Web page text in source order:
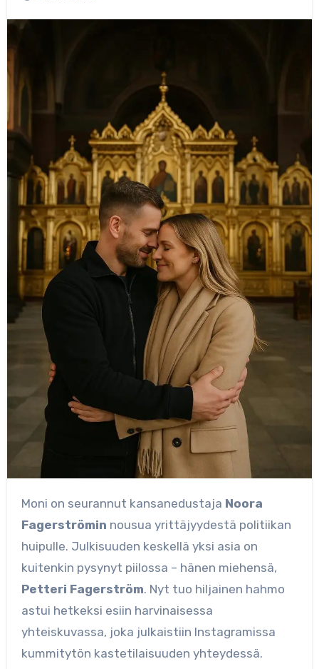
Moni on seurannut kansanedustaja Noora
Fagerströmin nousua yrittäjyydestä politiikan
huipulle. Julkisuuden keskellä yksi asia on
kuitenkin pysynyt piilossa – hänen miehensä,
Petteri Fagerström. Nyt tuo hiljainen hahmo
astui hetkeksi esiin harvinaisessa
yhteiskuvassa, joka julkaistiin Instagramissa
kummitytön kastetilaisuuden yhteydessä.